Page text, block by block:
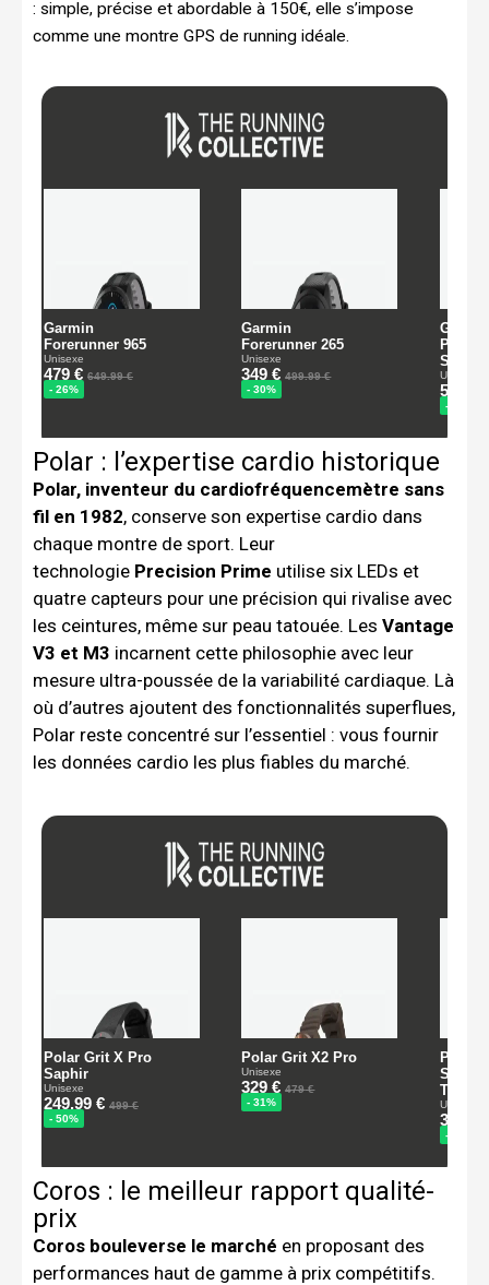
: simple, précise et abordable à 150€, elle s’impose
comme une montre GPS de running idéale.
Polar : l’expertise cardio historique
Polar, inventeur du cardiofréquencemètre sans
fil en 1982, conserve son expertise cardio dans
chaque montre de sport. Leur
technologie Precision Prime utilise six LEDs et
quatre capteurs pour une précision qui rivalise avec
les ceintures, même sur peau tatouée. Les Vantage
V3 et M3 incarnent cette philosophie avec leur
mesure ultra-poussée de la variabilité cardiaque. Là
où d’autres ajoutent des fonctionnalités superflues,
Polar reste concentré sur l’essentiel : vous fournir
les données cardio les plus fiables du marché.
Coros : le meilleur rapport qualité-
prix
Coros bouleverse le marché en proposant des
performances haut de gamme à prix compétitifs.